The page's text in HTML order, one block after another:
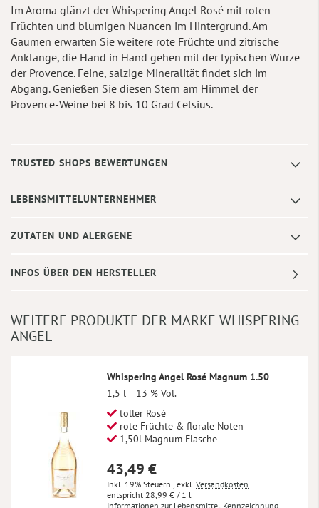
Im Aroma glänzt der Whispering Angel Rosé mit roten
Früchten und blumigen Nuancen im Hintergrund. Am
Gaumen erwarten Sie weitere rote Früchte und zitrische
Anklänge, die Hand in Hand gehen mit der typischen Würze
der Provence. Feine, salzige Mineralität findet sich im
Abgang. Genießen Sie diesen Stern am Himmel der
Provence-Weine bei 8 bis 10 Grad Celsius.
TRUSTED SHOPS BEWERTUNGEN
LEBENSMITTELUNTERNEHMER
ZUTATEN UND ALERGENE
INFOS ÜBER DEN HERSTELLER
WEITERE PRODUKTE DER MARKE WHISPERING
ANGEL
Whispering Angel Rosé Magnum 1.50
1,5 l
13 % Vol.
toller Rosé
rote Früchte & florale Noten
1,50l Magnum Flasche
43,49 €
Inkl. 19% Steuern , exkl. Versandkosten
28,99 € / 1 l
Informationen zur Lebensmittel Kennzeichnung